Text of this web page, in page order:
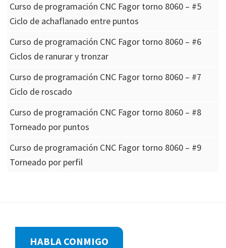
Curso de programación CNC Fagor torno 8060 – #5
Ciclo de achaflanado entre puntos
Curso de programación CNC Fagor torno 8060 – #6
Ciclos de ranurar y tronzar
Curso de programación CNC Fagor torno 8060 – #7
Ciclo de roscado
Curso de programación CNC Fagor torno 8060 – #8
Torneado por puntos
Curso de programación CNC Fagor torno 8060 – #9
Torneado por perfil
FooterHABLA CONMIGO